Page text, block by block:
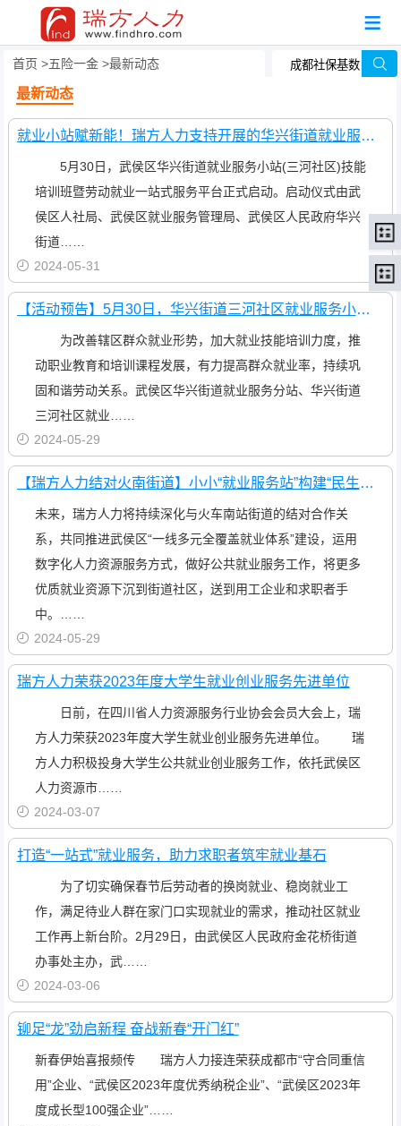
首页 五险一金 最新动态
最新动态
就业小站赋新能！瑞方人力支持开展的华兴街道就业服务小站技能培训班今日启动！
5月30日，武侯区华兴街道就业服务小站(三河社区)技能
培训班暨劳动就业一站式服务平台正式启动。启动仪式由武
侯区人社局、武侯区就业服务管理局、武侯区人民政府华兴
街道……
2024-05-31
【活动预告】5月30日，华兴街道三河社区就业服务小站技能培训暨劳动就业一站式服务平台启动仪式火热来袭！
为改善辖区群众就业形势，加大就业技能培训力度，推
动职业教育和培训课程发展，有力提高群众就业率，持续巩
固和谐劳动关系。武侯区华兴街道就业服务分站、华兴街道
三河社区就业……
2024-05-29
【瑞方人力结对火南街道】小小“就业服务站”构建“民生幸福圈”
未来，瑞方人力将持续深化与火车南站街道的结对合作关
系，共同推进武侯区“一线多元全覆盖就业体系”建设，运用
数字化人力资源服务方式，做好公共就业服务工作，将更多
优质就业资源下沉到街道社区，送到用工企业和求职者手
中。……
2024-05-29
瑞方人力荣获2023年度大学生就业创业服务先进单位
日前，在四川省人力资源服务行业协会会员大会上，瑞
方人力荣获2023年度大学生就业创业服务先进单位。 瑞
方人力积极投身大学生公共就业创业服务工作，依托武侯区
人力资源市……
2024-03-07
打造“一站式”就业服务，助力求职者筑牢就业基石
为了切实确保春节后劳动者的换岗就业、稳岗就业工
作，满足待业人群在家门口实现就业的需求，推动社区就业
工作再上新台阶。2月29日，由武侯区人民政府金花桥街道
办事处主办，武……
2024-03-06
铆足“龙”劲启新程 奋战新春“开门红”
新春伊始喜报频传 瑞方人力接连荣获成都市“守合同重信
用”企业、“武侯区2023年度优秀纳税企业”、“武侯区2023年
度成长型100强企业”……